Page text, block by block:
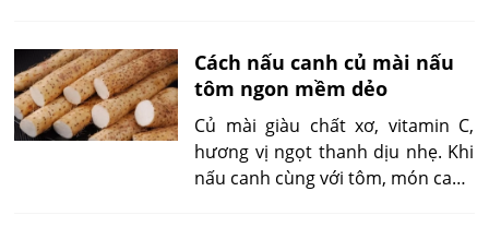
thơm bùi, nước dừa ngọt mát,
món ăn này không chỉ làm dịu
lòng mà còn giúp thanh lọc cơ
thể.
Cách nấu canh củ mài nấu
tôm ngon mềm dẻo
Củ mài giàu chất xơ, vitamin C,
hương vị ngọt thanh dịu nhẹ. Khi
nấu canh cùng với tôm, món canh